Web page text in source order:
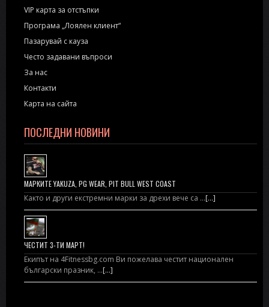
VIP карта за отстъпки
Програма „Лоялен клиент“
Пазарувай с кауза
Често задавани въпроси
За нас
Контакти
Карта на сайта
ПОСЛЕДНИ НОВИНИ
МАРКИТЕ YAKUZA, PG WEAR, PIT BULL WEST COAST
Както и други екстремни марки за дрехи вече са …[...]
ЧЕСТИТ 3-ТИ МАРТ!
Екипът на 4Fitnessbg.com Ви пожелава честит национален
български празник, …[...]